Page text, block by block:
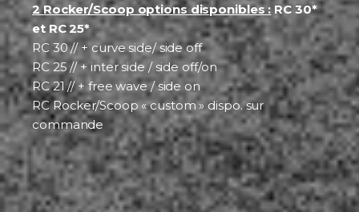
2 Rocker/Scoop options disponibles : RC 30*
et RC 25*
RC 30 // + curve side/ side off
RC 25 // + inter side / side off/on
RC 21 // + free wave / side on
RC Rocker/Scoop « custom » dispo. sur
commande